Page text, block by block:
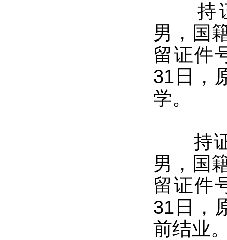
持证
男，国
留证件
31日，
学。
持证
男，国
留证件
31日，
前结业